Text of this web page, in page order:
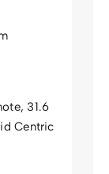
31.6
Centric